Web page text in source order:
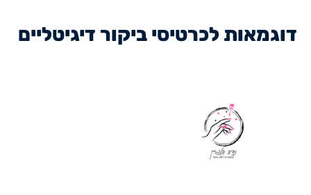
דוגמאות לכרטיסי ביקור דיגיטליים